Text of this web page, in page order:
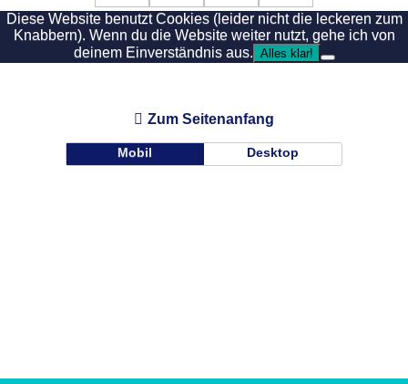
Diese Website benutzt Cookies (leider nicht die leckeren zum
Knabbern). Wenn du die Website weiter nutzt, gehe ich von
deinem Einverständnis aus. Alles klar!
Zum Seitenanfang
Mobil Desktop